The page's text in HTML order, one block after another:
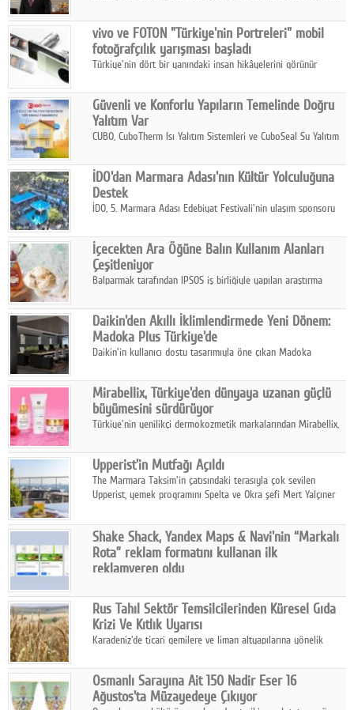
Çelik FAVÖK Marjını %16,1'e yükseltti.
vivo ve FOTON "Türkiye'nin Portreleri" mobil
fotoğrafçılık yarışması başladı
Türkiye'nin dört bir yanındaki insan hikâyelerini görünür
insanını, kültürünü ve yaşamını portre fotoğraflarıyla
anlatmaya davet ediyor.
Güvenli ve Konforlu Yapıların Temelinde Doğru
Yalıtım Var
CUBO, CuboTherm Isı Yalıtım Sistemleri ve CuboSeal Su Yalıtım
ve sürdürülebilir çözümler sunuyor.
İDO'dan Marmara Adası'nın Kültür Yolculuğuna
Destek
İDO, 5. Marmara Adası Edebiyat Festivali'nin ulaşım sponsoru
ettiriyor.
İçecekten Ara Öğüne Balın Kullanım Alanları
Çeşitleniyor
Balparmak tarafından IPSOS iş birliğiyle yapılan araştırma
ıhlamur gibi içeceklerde tercih ettiğini ortaya koyuyor.
Daikin'den Akıllı İklimlendirmede Yeni Dönem:
Madoka Plus Türkiye'de
Daikin'in kullanıcı dostu tasarımıyla öne çıkan Madoka
kontrol ünitesi Madoka Plus Türkiye'de satışa sunuldu.
Mirabellix, Türkiye'den dünyaya uzanan güçlü
büyümesini sürdürüyor
Türkiye'nin yenilikçi dermokozmetik markalarından Mirabellix,
ürünleriyle hem yurt içinde hem de uluslararası pazarlarda
büyümesini sürdürüyor.
Upperist'in Mutfağı Açıldı
The Marmara Taksim'in çatısındaki terasıyla çok sevilen
Upperist, yemek programını Spelta ve Okra şefi Mert Yalçıner
Shake Shack, Yandex Maps & Navi'nin “Markalı
Rota” reklam formatını kullanan ilk
reklamveren oldu
artırmak amacıyla Cereyan Medya ve Yandex Ads iş birliğiyle
Yandex Maps & Navi'nin yeni "Markalı Rota" reklam formatını
kullanan ilk marka oldu.
Rus Tahıl Sektör Temsilcilerinden Küresel Gıda
Krizi Ve Kıtlık Uyarısı
Karadeniz'de ticari gemilere ve liman altyapılarına yönelik
geçirdi.
Osmanlı Sarayına Ait 150 Nadir Eser 16
Ağustos'ta Müzayedeye Çıkıyor